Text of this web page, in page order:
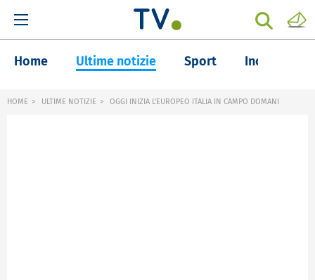
Home Ultime notizie Sport Inchieste
HOME ULTIME NOTIZIE OGGI INIZIA L'EUROPEO ITALIA IN CAMPO DOMANI